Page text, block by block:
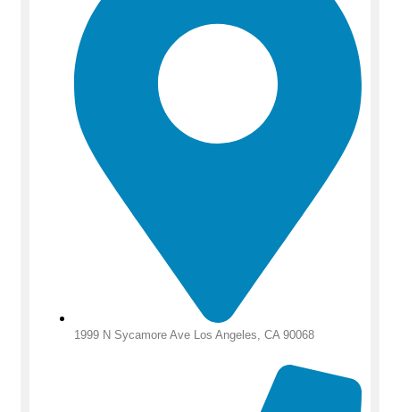
1999 N Sycamore Ave Los Angeles, CA 90068